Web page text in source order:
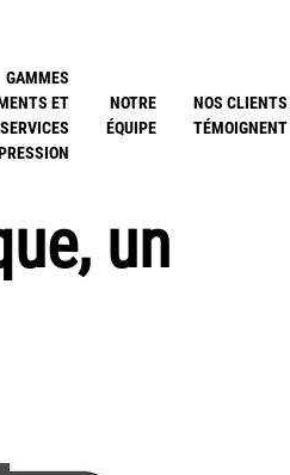
GAMMES
ET
SERVICES
NOTRE
ÉQUIPE
NOS CLIENTS
TÉMOIGNENT
un